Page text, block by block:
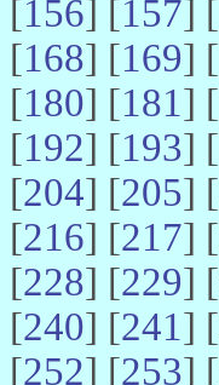
[156] [157] [
[168] [169] [
[180] [181] [
[192] [193] [
[204] [205] [
[216] [217] [
[228] [229] [
[240] [241] [
[252] [253] [